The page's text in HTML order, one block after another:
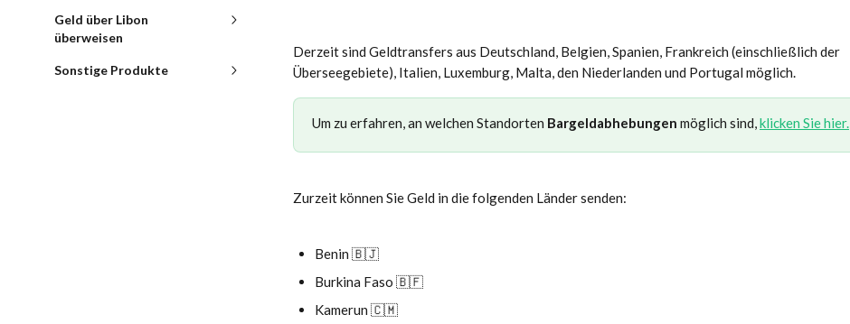
Geld über Libon
überweisen
Sonstige Produkte
Derzeit sind Geldtransfers aus Deutschland, Belgien, Spanien, Frankreich (einschließlich der
Überseegebiete), Italien, Luxemburg, Malta, den Niederlanden und Portugal möglich.
Um zu erfahren, an welchen Standorten Bargeldabhebungen möglich sind, klicken Sie hier.
Zurzeit können Sie Geld in die folgenden Länder senden:
Benin 🇧🇯
Burkina Faso 🇧🇫
Kamerun 🇨🇲